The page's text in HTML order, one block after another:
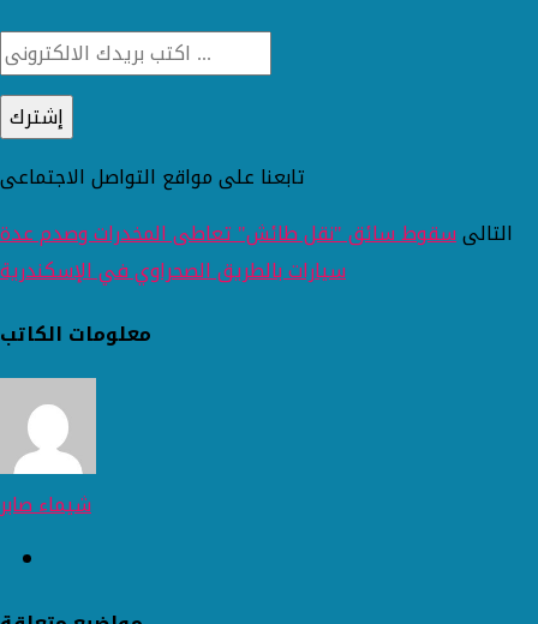
تابعنا على مواقع التواصل الاجتماعى
التالىسقوط سائق "نقل طائش" تعاطى المخدرات وصدم عدة
سيارات بالطريق الصحراوي في الإسكندرية
معلومات الكاتب
شيماء صابر